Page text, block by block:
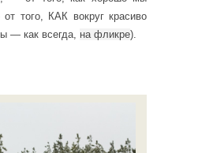
того, КАК вокруг красиво
— как всегда, на фликре).